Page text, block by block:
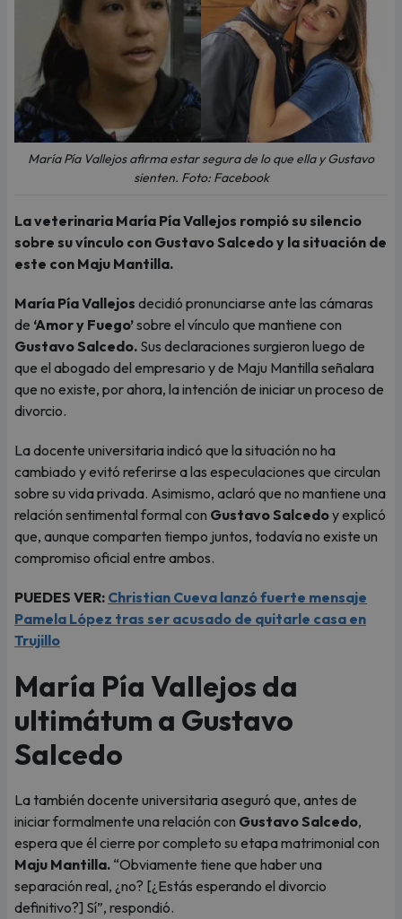
María Pía Vallejos afirma estar segura de lo que ella y Gustavo
sienten. Foto: Facebook
La veterinaria María Pía Vallejos rompió su silencio
sobre su vínculo con Gustavo Salcedo y la situación de
este con Maju Mantilla.
María Pía Vallejos decidió pronunciarse ante las cámaras
de ‘Amor y Fuego’sobre el vínculo que mantiene con
Gustavo Salcedo. Sus declaraciones surgieron luego de
que el abogado del empresario y de Maju Mantilla señalara
que no existe, por ahora, la intención de iniciar un proceso de
divorcio.
La docente universitaria indicó que la situación no ha
cambiado y evitó referirse a las especulaciones que circulan
sobre su vida privada. Asimismo, aclaró que no mantiene una
relación sentimental formal con Gustavo Salcedoy explicó
que, aunque comparten tiempo juntos, todavía no existe un
compromiso oficial entre ambos.
PUEDES VER: Christian Cueva lanzó fuerte mensaje
Pamela López tras ser acusado de quitarle casa en
Trujillo
María Pía Vallejos da
ultimátum a Gustavo
Salcedo
La también docente universitaria aseguró que, antes de
iniciar formalmente una relación con Gustavo Salcedo,
espera que él cierre por completo su etapa matrimonial con
Maju Mantilla. “Obviamente tiene que haber una
separación real, ¿no? [¿Estás esperando el divorcio
definitivo?] Sí”, respondió.